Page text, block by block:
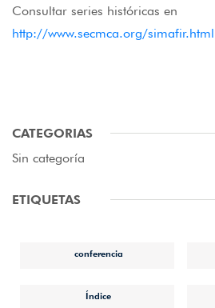
Consultar series históricas en
http://www.secmca.org/simafir.html
CATEGORIAS
Sin categoría
ETIQUETAS
conferencia
Índice